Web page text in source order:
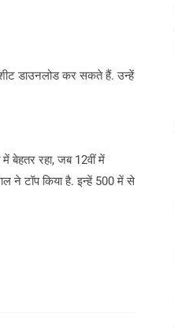
डाउनलोड कर सकते हैं. उन्हें
में बेहतर रहा, जब 12वीं में
ने टॉप किया है. इन्हें 500 में से